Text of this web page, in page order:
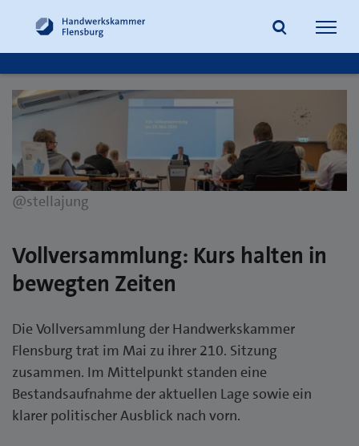
Suche
@stellajung
Vollversammlung: Kurs halten in
bewegten Zeiten
Die Vollversammlung der Handwerkskammer
Flensburg trat im Mai zu ihrer 210. Sitzung
zusammen. Im Mittelpunkt standen eine
Bestandsaufnahme der aktuellen Lage sowie ein
klarer politischer Ausblick nach vorn.